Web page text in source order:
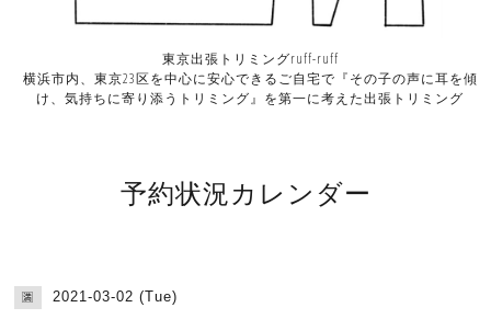
東京出張トリミングruff-ruff
横浜市内、東京23区を中心に安心できるご自宅で『その子の声に耳を傾
け、気持ちに寄り添うトリミング』を第一に考えた出張トリミング
予約状況カレンダー
🈵 2021-03-02 (Tue)